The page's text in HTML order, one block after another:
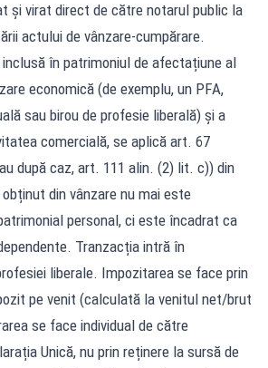
și virat direct de către notarul public la
actului de vânzare-cumpărare.
în patrimoniul de afectațiune al
economică (de exemplu, un PFA,
sau birou de profesie liberală) și a
comercială, se aplică art. 67
după caz, art. 111 alin. (2) lit. c)) din
din vânzare nu mai este
personal, ci este încadrat ca
Tranzacția intră în
liberale. Impozitarea se face prin
pe venit (calculată la venitul net/brut
se face individual de către
Unică, nu prin reținere la sursă de